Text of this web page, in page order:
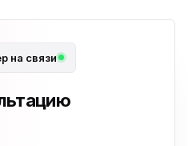
на связи